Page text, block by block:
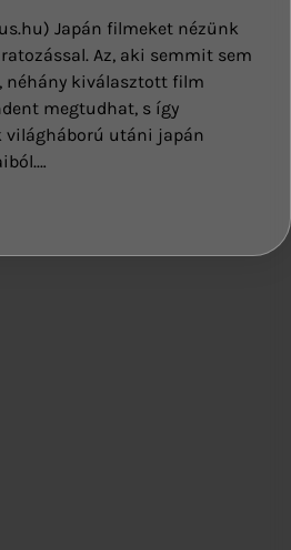
Japán filmeket nézünk
Az, aki semmit sem
néhány kiválasztott film
megtudhat, s így
világháború utáni japán